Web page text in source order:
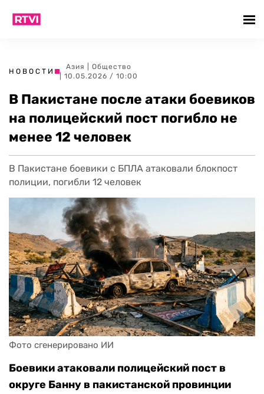
НОВОСТИ
Азия
Общество
| 10.05.2026 / 10:00
В Пакистане после атаки боевиков
на полицейский пост погибло не
менее 12 человек
В Пакистане боевики с БПЛА атаковали блокпост
полиции, погибли 12 человек
Фото сгенерировано ИИ
Боевики атаковали полицейский пост в
округе Банну в пакистанской провинции